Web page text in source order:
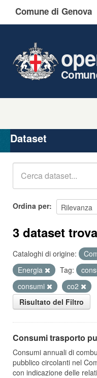
Comune di Genova
Organizzazioni
Gruppi
Dataset
Ordina per
3 dataset
Cataloghi di origine:
Energia
Tag:
consumi
co2
Risultato del Filtro
Consumi trasporto
Consumi annuali di
pubblico circolanti nel
con indicazione delle